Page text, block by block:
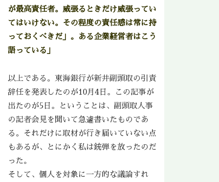
が最高責任者。威張るときだけ威張ってい
てはいけない。その程度の責任感は常に持
っておくべきだ」。ある企業経営者はこう
語っている」
以上である。東海銀行が新井副頭取の引責
辞任を発表したのが10月4日。この記事が
出たのが5日。ということは、副頭取人事
の記者会見を聞いて急遽書いたものであ
る。それだけに取材が行き届いていない点
もあるが、とにかく私は銃弾を放ったのだ
った。
そして、個人を対象に一方的な議論すれ